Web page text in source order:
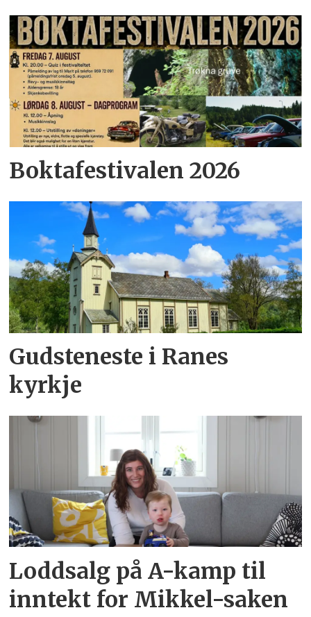
Boktafestivalen 2026
Gudsteneste i Ranes
kyrkje
Loddsalg på A-kamp til
inntekt for Mikkel-saken